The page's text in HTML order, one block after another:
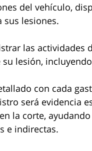
del vehículo,
sus lesiones.
las actividades
su lesión,
con cada
será evidencia
la corte,
e indirectas.